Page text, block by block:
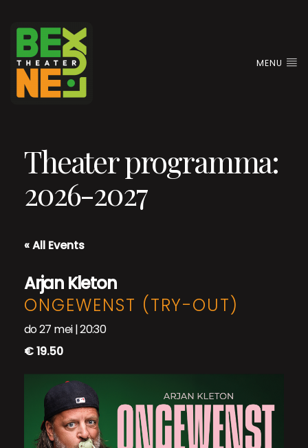
MENU
Theater programma:
2026-2027
« All Events
Arjan Kleton
ONGEWENST (TRY-OUT)
do 27 mei | 20:30
€ 19.50